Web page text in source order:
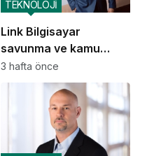
Link Bilgisayar
savunma ve kamu
güvenliği alanında
yerlileşmeyi hedefliyor
TEKNOLOJİ
3 hafta önce